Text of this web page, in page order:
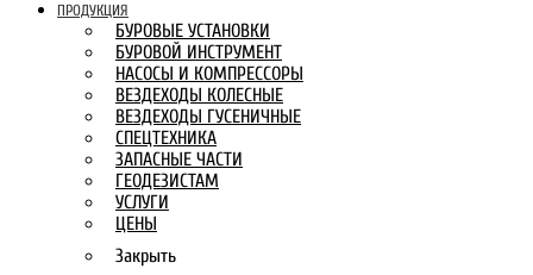
ПРОДУКЦИЯ
БУРОВЫЕ УСТАНОВКИ
БУРОВОЙ ИНСТРУМЕНТ
НАСОСЫ И КОМПРЕССОРЫ
ВЕЗДЕХОДЫ КОЛЕСНЫЕ
ВЕЗДЕХОДЫ ГУСЕНИЧНЫЕ
СПЕЦТЕХНИКА
ЗАПАСНЫЕ ЧАСТИ
ГЕОДЕЗИСТАМ
УСЛУГИ
ЦЕНЫ
Закрыть